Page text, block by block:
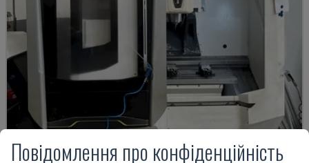
Повідомлення про конфіденційність